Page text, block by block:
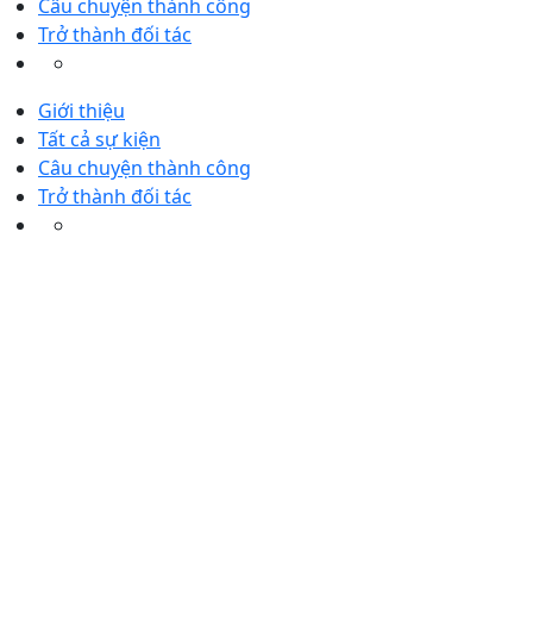
Câu chuyện thành công
Trở thành đối tác
Giới thiệu
Tất cả sự kiện
Câu chuyện thành công
Trở thành đối tác